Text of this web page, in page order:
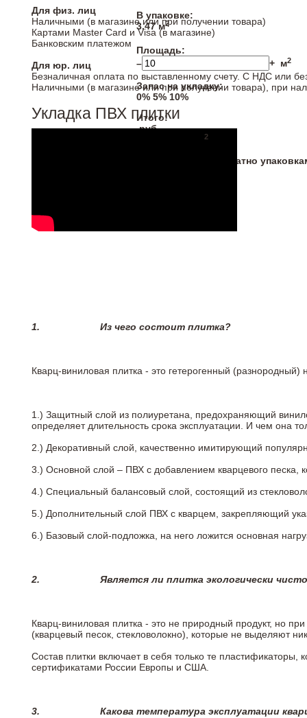
В упаковке:
3.47 м2
Площадь:
–
+ м2
Запас на укладку:
0% 5% 10%
Итого:
руб
м2
* Напольные покрытия продаются кратно
Для физ. лиц
Наличными (в магазине или при получении товара)
Картами Master Card и Visa (в магазине)
Банковским платежом
Для юр. лиц
Безналичная оплата по выставленному счету. С НДС или
Наличными (в магазине или при получении товара), при
Укладка ПВХ плитки
1. Из чего состоит плитка?
Кварц-виниловая плитка - это гетерогенный
1.) Защитный слой из полиуретана, предохраняющий
определяет длительность срока эксплуатации. И чем она
2.) Декоративный слой, качественно имитирующий
3.) Основной слой – ПВХ с добавлением кварцевого песка,
4.) Специальный балансовый слой, состоящий из
5.) Дополнительный слой ПВХ с кварцем, закрепляющий
6.) Базовый слой-подложка, на него ложится основная
2. Является ли плитка экологически
Кварц-виниловая плитка - это не природный продукт, но
(кварцевый песок, стекловолокно), которые не выделяют
Состав плитки включает в себя только те
сертификатами России Европы и США.
3. Какова температура эксплуатации